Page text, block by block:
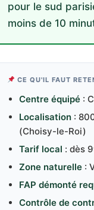
pour le sud
moins de 10
CE QU'IL FAUT
Centre équipé :
Localisation :
(Choisy-le-Roi)
Tarif local : dès
Zone naturelle :
FAP démonté
Contrôle de